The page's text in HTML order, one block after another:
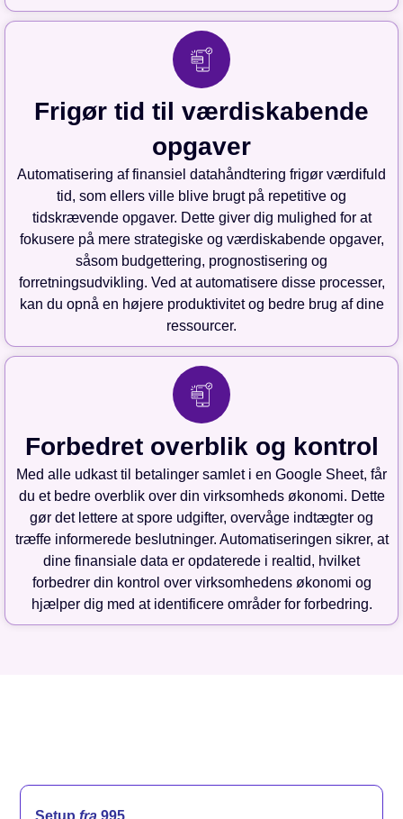
Frigør tid til værdiskabende
opgaver
Automatisering af finansiel datahåndtering frigør værdifuld
tid, som ellers ville blive brugt på repetitive og
tidskrævende opgaver. Dette giver dig mulighed for at
fokusere på mere strategiske og værdiskabende opgaver,
såsom budgettering, prognostisering og
forretningsudvikling. Ved at automatisere disse processer,
kan du opnå en højere produktivitet og bedre brug af dine
ressourcer.
Forbedret overblik og kontrol
Med alle udkast til betalinger samlet i en Google Sheet, får
du et bedre overblik over din virksomheds økonomi. Dette
gør det lettere at spore udgifter, overvåge indtægter og
træffe informerede beslutninger. Automatiseringen sikrer, at
dine finansiale data er opdaterede i realtid, hvilket
forbedrer din kontrol over virksomhedens økonomi og
hjælper dig med at identificere områder for forbedring.